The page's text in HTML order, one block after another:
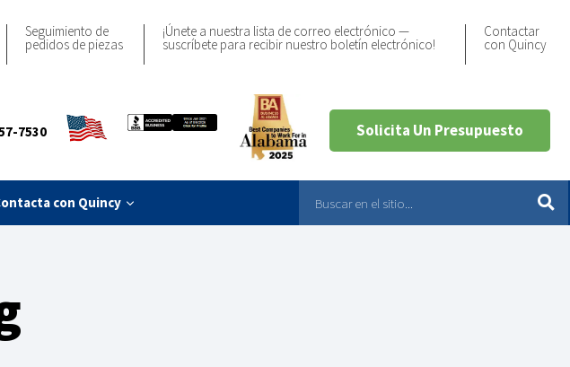
Seguimiento de
pedidos de piezas
¡Únete a nuestra lista de correo electrónico —
suscríbete para recibir nuestro boletín electrónico!
Contactar
con Quincy
7530 Solicita Un Presupuesto
con Quincy